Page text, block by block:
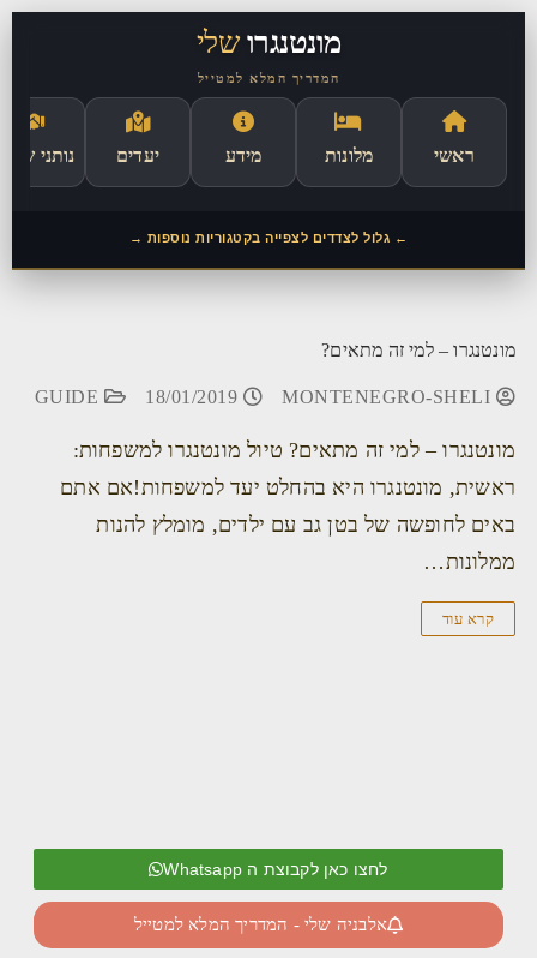
לתוכן
מונטנגרושלי
המדריך המלא למטייל
ראשי מלונות מידע יעדים נותני
← גלול לצדדים לצפייה בקטגוריות נוספות →
מונטנגרו – למי זה מתאים?
18/01/2019
מונטנגרו – למי זה מתאים? טיול מונטנגרו למשפחות:
ראשית, מונטנגרו היא בהחלט יעד למשפחות!אם אתם
באים לחופשה של בטן גב עם ילדים, מומלץ להנות
ממלונות…
קרא עוד
לחצו כאן לקבוצת ה Whatsapp
אלבניה שלי - המדריך המלא למטייל